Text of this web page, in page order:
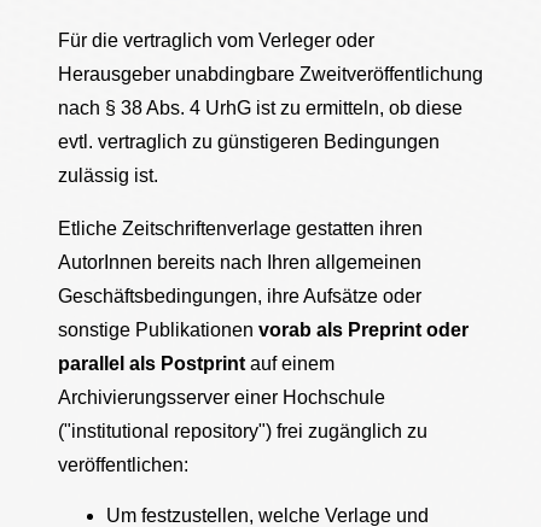
Für die vertraglich vom Verleger oder
Herausgeber unabdingbare Zweitveröffentlichung
nach § 38 Abs. 4 UrhG ist zu ermitteln, ob diese
evtl. vertraglich zu günstigeren Bedingungen
zulässig ist.
Etliche Zeitschriftenverlage gestatten ihren
AutorInnen bereits nach Ihren allgemeinen
Geschäftsbedingungen, ihre Aufsätze oder
sonstige Publikationen vorab als Preprint oder
parallel als Postprint auf einem
Archivierungsserver einer Hochschule
("institutional repository") frei zugänglich zu
veröffentlichen:
Um festzustellen, welche Verlage und